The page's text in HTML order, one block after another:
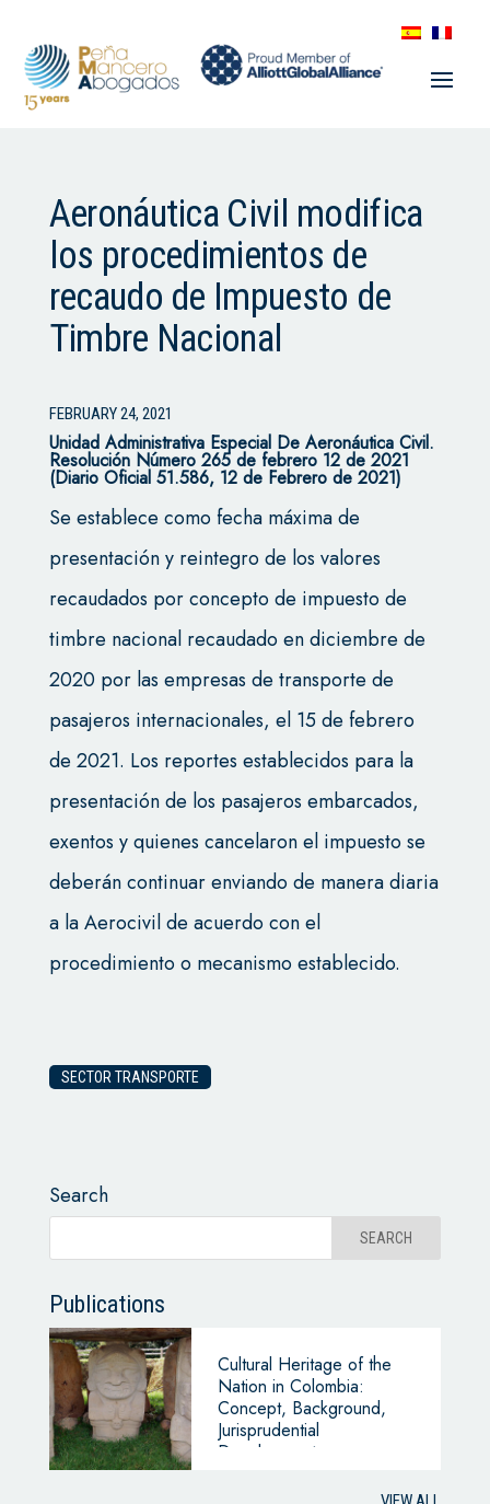
Aeronáutica Civil modifica
los procedimientos de
recaudo de Impuesto de
Timbre Nacional
FEBRUARY 24, 2021
Unidad Administrativa Especial De Aeronáutica Civil.
Resolución Número 265 de febrero 12 de 2021
(Diario Oficial 51.586, 12 de Febrero de 2021)
Se establece como fecha máxima de
presentación y reintegro de los valores
recaudados por concepto de impuesto de
timbre nacional recaudado en diciembre de
2020 por las empresas de transporte de
pasajeros internacionales, el 15 de febrero
de 2021. Los reportes establecidos para la
presentación de los pasajeros embarcados,
exentos y quienes cancelaron el impuesto se
deberán continuar enviando de manera diaria
a la Aerocivil de acuerdo con el
procedimiento o mecanismo establecido.
SECTOR TRANSPORTE
Search
Publications
Cultural Heritage of the
Nation in Colombia:
Concept, Background,
Jurisprudential
Development